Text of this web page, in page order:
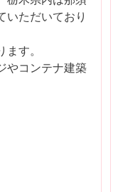
いただいており
す。
やコンテナ建築